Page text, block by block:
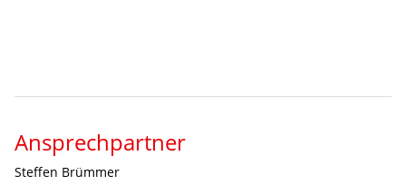
Ansprechpartner
Steffen Brümmer